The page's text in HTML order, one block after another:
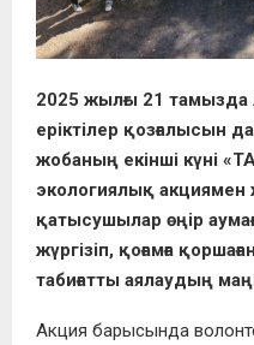
2025 жылғы 21
еріктілер қозғалысын
жобаның екінші күні
экологиялық акциямен
қатысушылар өңір
жүргізіп, қоғамға
табиғатты аялаудың
Акция барысында